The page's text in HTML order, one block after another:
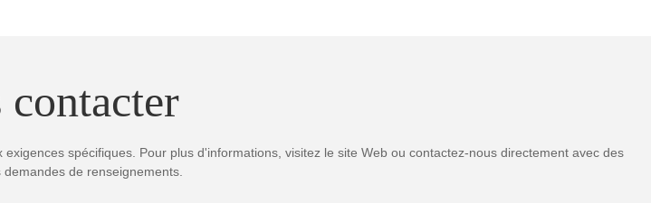
contacter
spécifiques. Pour plus d'informations, visitez le site Web ou contactez-nous directement avec des
de renseignements.